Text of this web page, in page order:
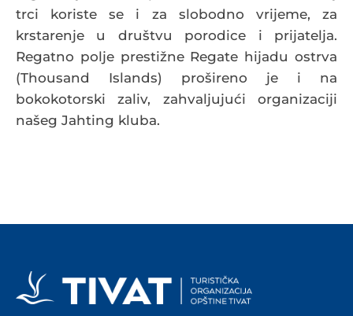
trci koriste se i za slobodno vrijeme, za
krstarenje u društvu porodice i prijatelja.
Regatno polje prestižne Regate hijadu ostrva
(Thousand Islands) prošireno je i na
bokokotorski zaliv, zahvaljujući organizaciji
našeg Jahting kluba.